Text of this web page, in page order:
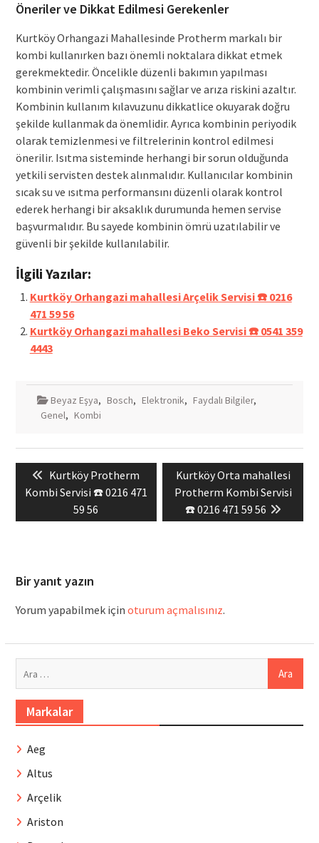
Öneriler ve Dikkat Edilmesi Gerekenler
Kurtköy Orhangazi Mahallesinde Protherm markalı bir
kombi kullanırken bazı önemli noktalara dikkat etmek
gerekmektedir. Öncelikle düzenli bakımın yapılması
kombinin verimli çalışmasını sağlar ve arıza riskini azaltır.
Kombinin kullanım kılavuzunu dikkatlice okuyarak doğru
şekilde kullanmak da önemlidir. Ayrıca kombinin periyodik
olarak temizlenmesi ve filtrelerinin kontrol edilmesi
önerilir. Isıtma sisteminde herhangi bir sorun olduğunda
yetkili servisten destek alınmalıdır. Kullanıcılar kombinin
sıcak su ve ısıtma performansını düzenli olarak kontrol
ederek herhangi bir aksaklık durumunda hemen servise
başvurmalıdır. Bu sayede kombinin ömrü uzatılabilir ve
güvenli bir şekilde kullanılabilir.
İlgili Yazılar:
Kurtköy Orhangazi mahallesi Arçelik Servisi ☎️ 0216
471 59 56
Kurtköy Orhangazi mahallesi Beko Servisi ☎️ 0541 359
4443
Beyaz Eşya, Bosch, Elektronik, Faydalı Bilgiler,
Genel, Kombi
Yazı
gezinmesi
Previous
post:
Kurtköy Protherm
Kombi Servisi ☎️ 0216 471
59 56
Next
post:
Kurtköy Orta mahallesi
Protherm Kombi Servisi
☎️ 0216 471 59 56
Bir yanıt yazın
Yorum yapabilmek için oturum açmalısınız.
Markalar
Aeg
Altus
Arçelik
Ariston